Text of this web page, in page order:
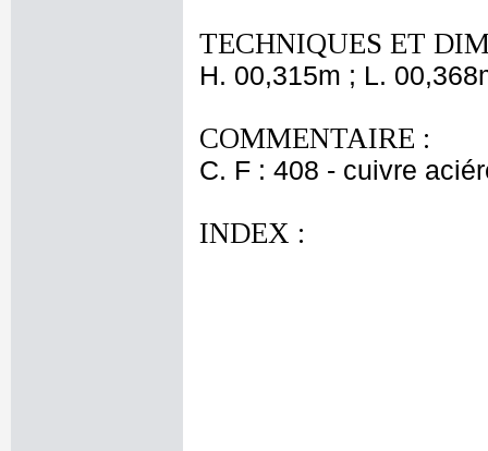
TECHNIQUES ET
H. 00,315m ; L.
COMMENTAIRE :
C. F : 408 - cuivre
INDEX :